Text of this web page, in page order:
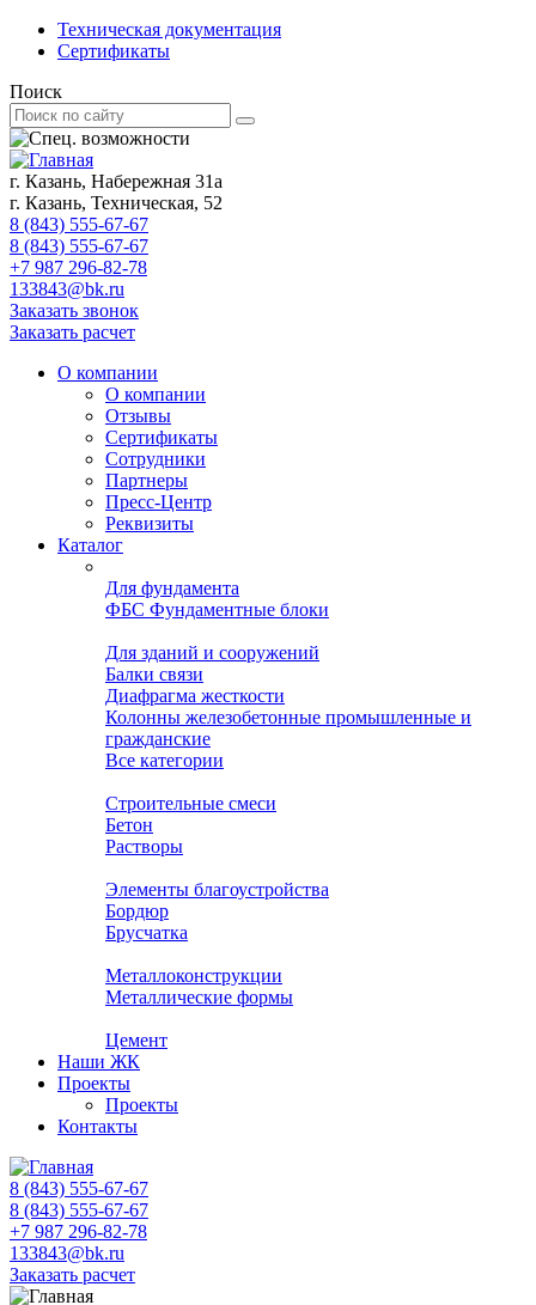
Техническая документация
Сертификаты
Поиск
г. Казань, Набережная 31а
г. Казань, Техническая, 52
8 (843) 555-67-67
8 (843) 555-67-67
+7 987 296-82-78
133843@bk.ru
Заказать звонок
Заказать расчет
О компании
О компании
Отзывы
Сертификаты
Сотрудники
Партнеры
Пресс-Центр
Реквизиты
Каталог
Для фундамента
ФБС Фундаментные блоки
Для зданий и сооружений
Балки связи
Диафрагма жесткости
Колонны железобетонные промышленные и
гражданские
Все категории
Строительные смеси
Бетон
Растворы
Элементы благоустройства
Бордюр
Брусчатка
Металлоконструкции
Металлические формы
Цемент
Наши ЖК
Проекты
Проекты
Контакты
8 (843) 555-67-67
8 (843) 555-67-67
+7 987 296-82-78
133843@bk.ru
Заказать расчет